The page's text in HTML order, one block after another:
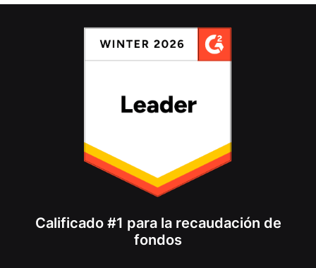
Calificado #1 para la recaudación de
fondos